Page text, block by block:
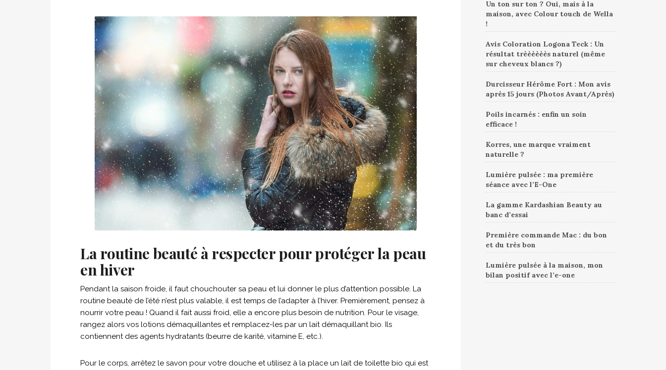
La routine beauté à respecter pour protéger la peau
en hiver
Pendant la saison froide, il faut chouchouter sa peau et lui donner le plus d’attention possible. La
routine beauté de l’été n’est plus valable, il est temps de l’adapter à l’hiver. Premièrement, pensez à
nourrir votre peau ! Quand il fait aussi froid, elle a encore plus besoin de nutrition. Pour le visage,
rangez alors vos lotions démaquillantes et remplacez-les par un lait démaquillant bio. Ils
contiennent des agents hydratants (beurre de karité, vitamine E, etc.).
Pour le corps, arrêtez le savon pour votre douche et utilisez à la place un lait de toilette bio qui est
Un ton sur ton ? Oui, mais à la
maison, avec Colour touch de Wella
!
Avis Coloration Logona Teck : Un
résultat trèèèèèès naturel (même
sur cheveux blancs ?)
Durcisseur Hérôme Fort : Mon avis
après 15 jours (Photos Avant/Après)
Poils incarnés : enfin un soin
efficace !
Korres, une marque vraiment
naturelle ?
Lumière pulsée : ma première
séance avec l’E-One
La gamme Kardashian Beauty au
banc d’essai
Première commande Mac : du bon
et du très bon
Lumière pulsée à la maison, mon
bilan positif avec l’e-one